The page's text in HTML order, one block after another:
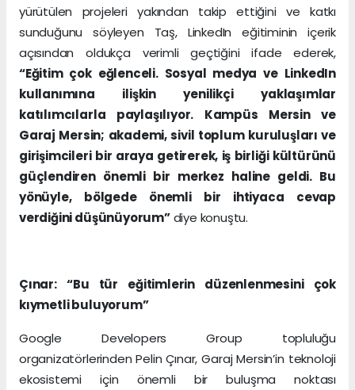
yürütülen projeleri yakından takip ettiğini ve katkı
sunduğunu söyleyen Taş, LinkedIn eğitiminin içerik
açısından oldukça verimli geçtiğini ifade ederek,
“Eğitim çok eğlenceli. Sosyal medya ve LinkedIn
kullanımına ilişkin yenilikçi yaklaşımlar
katılımcılarla paylaşılıyor. Kampüs Mersin ve
Garaj Mersin; akademi, sivil toplum kuruluşları ve
girişimcileri bir araya getirerek, iş birliği kültürünü
güçlendiren önemli bir merkez haline geldi. Bu
yönüyle, bölgede önemli bir ihtiyaca cevap
verdiğini düşünüyorum”diye konuştu.
Çınar: “Bu tür eğitimlerin düzenlenmesini çok
kıymetli buluyorum”
Google Developers Group topluluğu
organizatörlerinden Pelin Çınar, Garaj Mersin’in teknoloji
ekosistemi için önemli bir buluşma noktası